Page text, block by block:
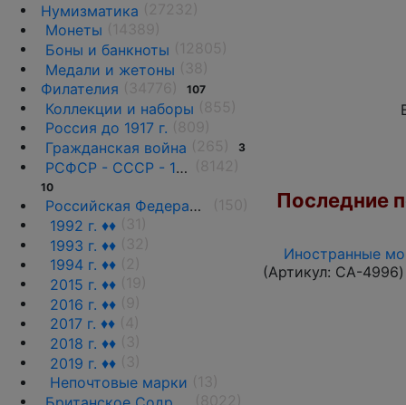
Нумизматика
Монеты
Боны и банкноты
Медали и жетоны
Филателия
107
Коллекции и наборы
Россия до 1917 г.
Гражданская война
3
РСФСР - СССР - 1918 - 1991
10
Российская Федерация(1992 г.-н.д.)
1992 г. ♦♦
1993 г. ♦♦
1994 г. ♦♦
2015 г. ♦♦
2016 г. ♦♦
2017 г. ♦♦
2018 г. ♦♦
2019 г. ♦♦
Непочтовые марки
Последние
Иностранные
(Артикул: CA-4996)